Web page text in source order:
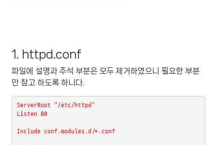
1. httpd.conf
파일에 설명과 주석 부분은 모두 제거하였으니 필요한 부분
만 참고 하도록 하니다.
ServerRoot "/etc/httpd"
Listen 80
Include conf.modules.d/*.conf